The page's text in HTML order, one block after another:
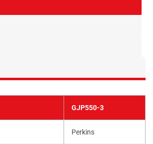
GJP550-3
Perkins